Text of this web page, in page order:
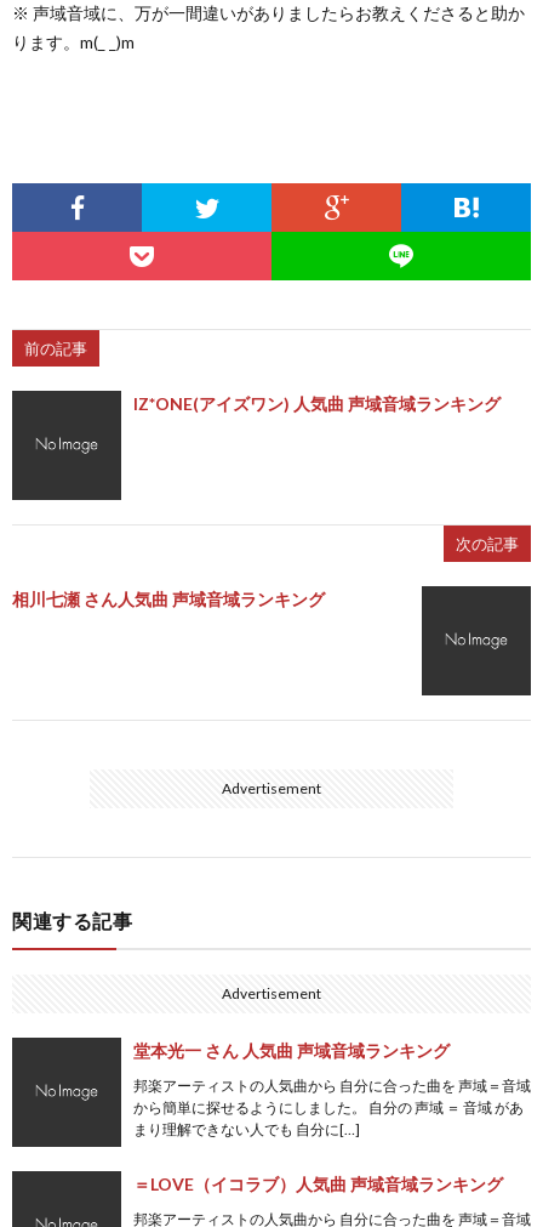
※ 声域音域に、万が一間違いがありましたらお教えくださると助か
ります。m(_ _)m
前の記事
IZ*ONE(アイズワン) 人気曲 声域音域ランキング
次の記事
相川七瀬 さん人気曲 声域音域ランキング
Advertisement
関連する記事
Advertisement
堂本光一 さん 人気曲 声域音域ランキング
邦楽アーティストの人気曲から 自分に合った曲を 声域＝音域
から簡単に探せるようにしました。 自分の 声域 ＝ 音域 があ
まり理解できない人でも 自分に[…]
＝LOVE（イコラブ）人気曲 声域音域ランキング
邦楽アーティストの人気曲から 自分に合った曲を 声域＝音域